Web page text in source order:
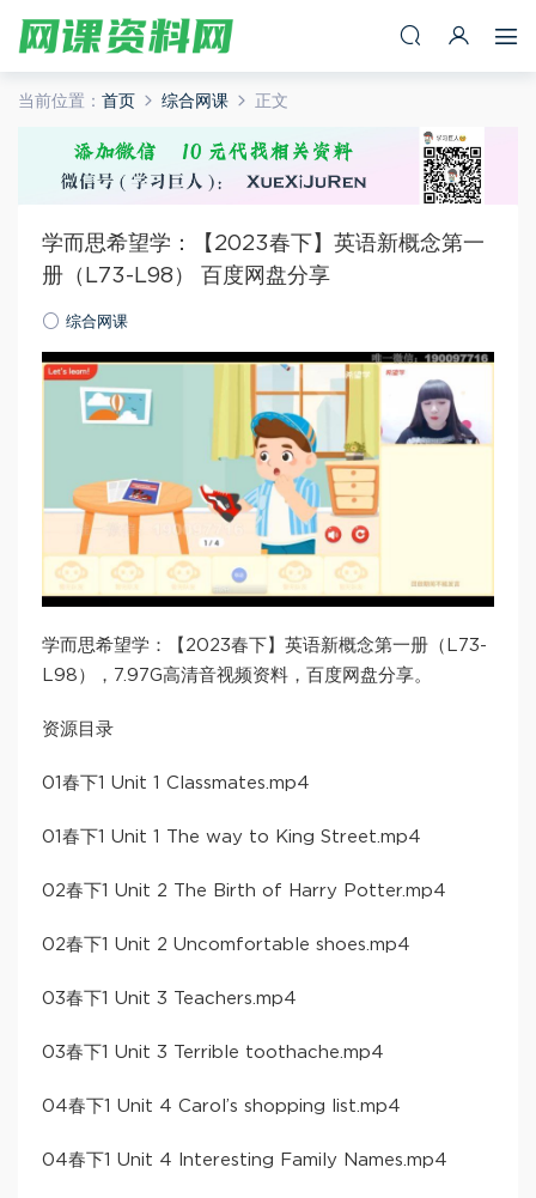
当前位置： 首页 综合网课 正文
学而思希望学：【2023春下】英语新概念第一
册（L73-L98） 百度网盘分享
综合网课
学而思希望学：【2023春下】英语新概念第一册（L73-
L98），7.97G高清音视频资料，百度网盘分享。
资源目录
01春下1 Unit 1 Classmates.mp4
01春下1 Unit 1 The way to King Street.mp4
02春下1 Unit 2 The Birth of Harry Potter.mp4
02春下1 Unit 2 Uncomfortable shoes.mp4
03春下1 Unit 3 Teachers.mp4
03春下1 Unit 3 Terrible toothache.mp4
04春下1 Unit 4 Carol’s shopping list.mp4
04春下1 Unit 4 lnteresting Family Names.mp4